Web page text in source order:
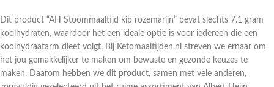
Dit product “AH Stoommaaltijd kip rozemarijn” bevat slechts 7.1 gram
koolhydraten, waardoor het een ideale optie is voor iedereen die een
koolhydraatarm dieet volgt. Bij Ketomaaltijden.nl streven we ernaar om
het jou gemakkelijker te maken om bewuste en gezonde keuzes te
maken. Daarom hebben we dit product, samen met vele anderen,